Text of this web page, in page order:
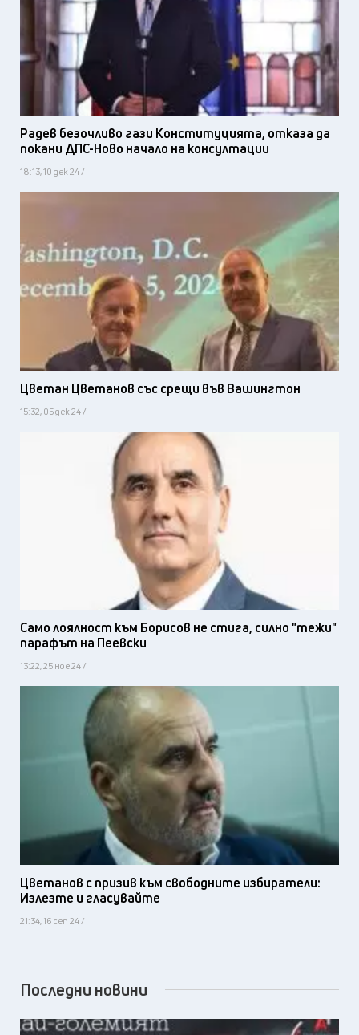
Радев безочливо гази Конституцията, отказа да
покани ДПС-Ново начало на консултации
18:13, 10 дек 24 /
Цветан Цветанов със срещи във Вашингтон
15:32, 05 дек 24 /
Само лоялност към Борисов не стига, силно "тежи"
парафът на Пеевски
13:22, 25 ное 24 /
Цветанов с призив към свободните избиратели:
Излезте и гласувайте
21:34, 16 сеп 24 /
Последни новини